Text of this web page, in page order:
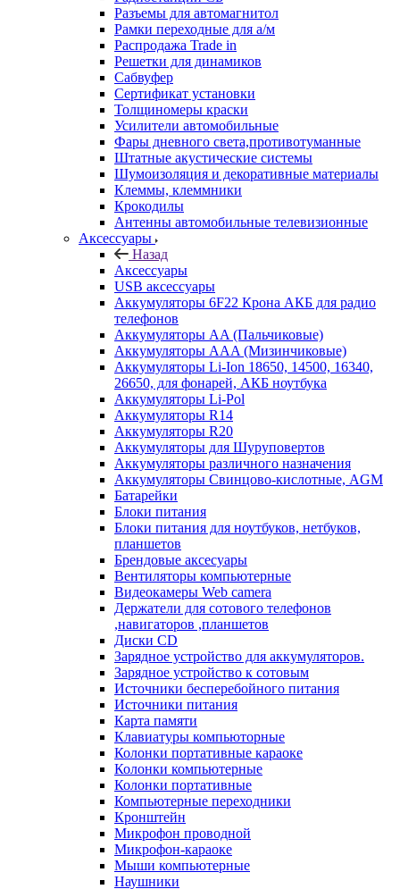
Разъемы для автомагнитол
Рамки переходные для а/м
Распродажа Trade in
Решетки для динамиков
Сабвуфер
Сертификат установки
Толщиномеры краски
Усилители автомобильные
Фары дневного света,противотуманные
Штатные акустические системы
Шумоизоляция и декоративные материалы
Клеммы, клеммники
Крокодилы
Антенны автомобильные телевизионные
Аксессуары
Назад
Аксессуары
USB аксессуары
Аккумуляторы 6F22 Крона АКБ для радио
телефонов
Аккумуляторы AA (Пальчиковые)
Аккумуляторы AAA (Мизинчиковые)
Аккумуляторы Li-Ion 18650, 14500, 16340,
26650, для фонарей, АКБ ноутбука
Аккумуляторы Li-Pol
Аккумуляторы R14
Аккумуляторы R20
Аккумуляторы для Шуруповертов
Аккумуляторы различного назначения
Аккумуляторы Свинцово-кислотные, AGM
Батарейки
Блоки питания
Блоки питания для ноутбуков, нетбуков,
планшетов
Брендовые аксесуары
Вентиляторы компьютерные
Видеокамеры Web camera
Держатели для сотового телефонов
,навигаторов ,планшетов
Диски CD
Зарядное устройство для аккумуляторов.
Зарядное устройство к сотовым
Источники бесперебойного питания
Источники питания
Карта памяти
Клавиатуры компьюторные
Колонки портативные караоке
Колонки компьютерные
Колонки портативные
Компьютерные переходники
Кронштейн
Микрофон проводной
Микрофон-караоке
Мыши компьютерные
Наушники